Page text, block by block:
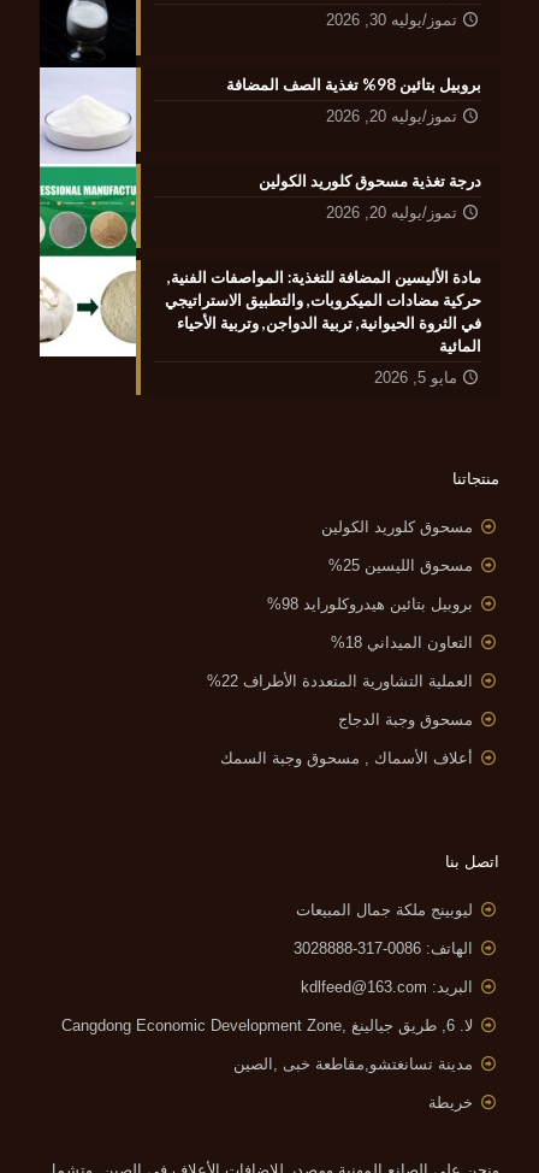
تموز/يوليه 30, 2026
بروبيل بتائين 98% تغذية الصف المضافة
تموز/يوليه 20, 2026
درجة تغذية مسحوق كلوريد الكولين
تموز/يوليه 20, 2026
مادة الأليسين المضافة للتغذية: المواصفات الفنية,
حركية مضادات الميكروبات, والتطبيق الاستراتيجي
في الثروة الحيوانية, تربية الدواجن, وتربية الأحياء
المائية
مايو 5, 2026
منتجاتنا
مسحوق كلوريد الكولين
مسحوق الليسين 25%
بروبيل بتائين هيدروكلورايد 98%
التعاون الميداني 18%
العملية التشاورية المتعددة الأطراف 22%
مسحوق وجبة الدجاج
أعلاف الأسماك , مسحوق وجبة السمك
اتصل بنا
ليوبينج ملكة جمال المبيعات
الهاتف: 0086-317-3028888
البريد: kdlfeed@163.com
لا. 6, طريق جيالينغ , Cangdong Economic Development Zone
مدينة تسانغتشو,مقاطعة خبى ,الصين
خريطة